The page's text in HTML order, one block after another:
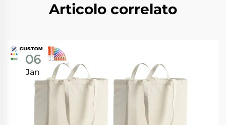
Articolo correlato
06
Jan